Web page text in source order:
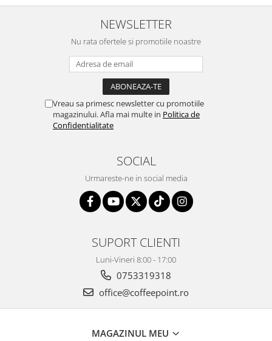
NEWSLETTER
Nu rata ofertele si promotiile noastre
Vreau sa primesc newsletter cu promotiile
magazinului. Afla mai multe in Politica de
Confidentialitate
SOCIAL
Urmareste-ne in social media
SUPORT CLIENTI
Luni-Vineri 8:00 - 17:00
0753319318
office@coffeepoint.ro
MAGAZINUL MEU